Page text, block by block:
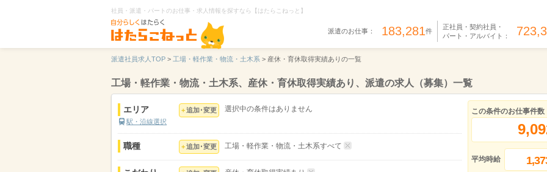
社員・派遣・パートのお仕事・求人情報を探すなら【はたらこねっと】
派遣のお仕事： 183,281件
正社員・契約社員・
パート・アルバイト：
派遣社員求人TOP > 工場・軽作業・物流・土木系 > 産休・育休取得実績ありの一覧
工場・軽作業・物流・土木系、産休・育休取得実績あり、派遣の求人（募集）一覧
エリア
駅・沿線選択
追加･変更 選択中の条件はありません
職種 追加･変更 工場・軽作業・物流・土木系すべて
この条件のお仕事件数
平均時給